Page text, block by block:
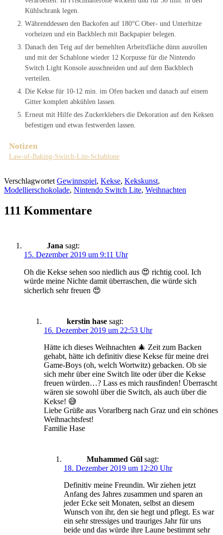
Kühlschrank legen.
Währenddessen den Backofen auf 180°C Ober- und Unterhitze
vorheizen und ein Backblech mit Backpapier belegen.
Danach den Teig auf der bemehlten Arbeitsfläche dünn ausrollen
und mit der Schablone wieder 12 Korpusse für die Nintendo
Switch Light Konsole ausschneiden und auf dem Backblech
verteilen.
Die Kekse für 10-12 min. im Ofen backen und danach auf einem
Gitter komplett abkühlen lassen.
Erneut mit Hilfe des Zuckerklebers die Dekoration auf den Keksen
befestigen und etwas festwerden lassen.
Notizen
Law-of-Baking-Switch-Lite-Schablone
Verschlagwortet Gewinnspiel, Kekse, Kekskunst,
Modellierschokolade, Nintendo Switch Lite, Weihnachten
111 Kommentare
Jana sagt:
15. Dezember 2019 um 9:11 Uhr
Oh die Kekse sehen soo niedlich aus 😍 richtig cool. Ich
würde meine Nichte damit überraschen, die würde sich
sicherlich sehr freuen 😍
kerstin hase sagt:
16. Dezember 2019 um 22:53 Uhr
Hätte ich dieses Weihnachten 🎄 Zeit zum Backen
gehabt, hätte ich definitiv diese Kekse für meine drei
Game-Boys (oh, welch Wortwitz) gebacken. Ob sie
sich mehr über eine Switch lite oder über die Kekse
freuen würden…? Lass es mich rausfinden! Überrascht
wären sie sowohl über die Switch, als auch über die
Kekse! 😅
Liebe Grüße aus Vorarlberg nach Graz und ein schönes
Weihnachtsfest!
Familie Hase
Muhammed Gül sagt:
18. Dezember 2019 um 12:20 Uhr
Definitiv meine Freundin. Wir ziehen jetzt
Anfang des Jahres zusammen und sparen an
jeder Ecke seit Monaten, selbst an diesem
Wunsch von ihr, den sie hegt und pflegt. Es war
ein sehr stressiges und trauriges Jahr für uns
beide und das würde ihre Laune bestimmt sehr